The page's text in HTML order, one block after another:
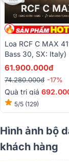
Loa RCF C MAX
Bass 30, SX: Italy)
61.900.000đ
74.280.000đ -17%
Quà trị giá
5/5 (129)
Hình ảnh bộ
khách hàng